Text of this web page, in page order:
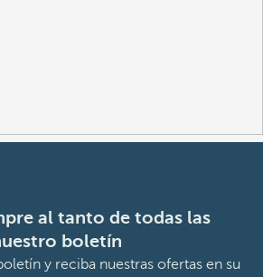
al tanto de todas las
boletín
y reciba nuestras ofertas en su